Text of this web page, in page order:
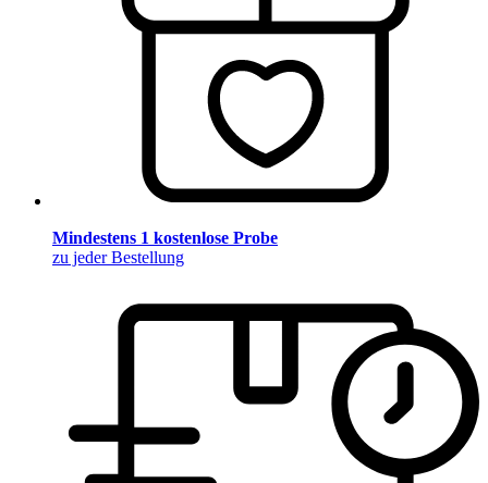
Mindestens 1 kostenlose Probe
zu jeder Bestellung